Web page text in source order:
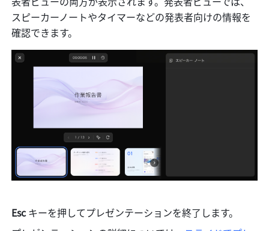
スピーカーノートやタイマーなどの発表者向けの情報を
確認できます。
Esc キーを押してプレゼンテーションを終了します。